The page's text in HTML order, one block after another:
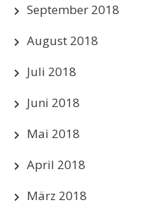
September 2018
August 2018
Juli 2018
Juni 2018
Mai 2018
April 2018
März 2018